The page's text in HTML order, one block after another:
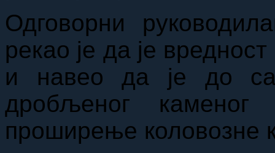
Одговорни
рекао је да је
и навео да је до
дробљеног
проширење коловозне